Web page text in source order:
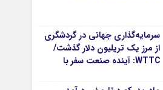
سرمایه‌گذاری جهانی در گردشگری
از مرز یک تریلیون دلار گذشت/
WTTC: آینده صنعت سفر با
تضمین می‌شود